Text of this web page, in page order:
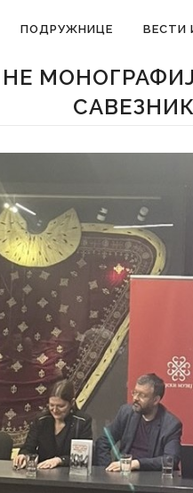
ПОДРУЖНИЦЕ ВЕСТИ
САВЕЗНИК